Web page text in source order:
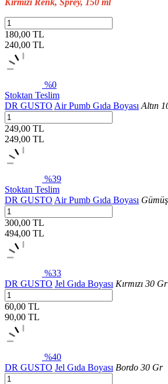
180,00 TL
240,00 TL
%0
Stoktan Teslim
DR GUSTO Air Pumb Gıda Boyası Altın
249,00 TL
249,00 TL
%39
Stoktan Teslim
DR GUSTO Air Pumb Gıda Boyası
300,00 TL
494,00 TL
%33
DR GUSTO Jel Gıda Boyası Kırmızı 30 Gr
60,00 TL
90,00 TL
%40
DR GUSTO Jel Gıda Boyası Bordo 30 Gr